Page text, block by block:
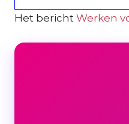
Het bericht Werken